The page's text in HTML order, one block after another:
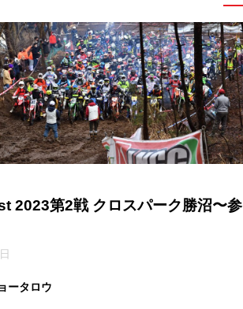
2023第2戦 クロスパーク勝沼〜参
ータロウ